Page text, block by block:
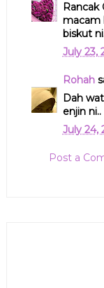
Rancak
macam
biskut
July 23,
Rohah
Dah
enjin ni..
July 24,
Post a